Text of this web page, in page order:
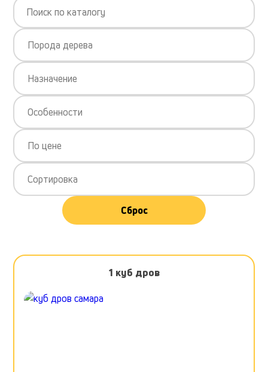
Порода дерева
Назначение
Особенности
По цене
Сортировка
Сброс
1 куб дров